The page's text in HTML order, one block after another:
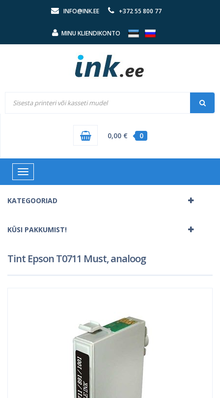
INFO@INK.EE +372 55 800 77
MINU KLIENDIKONTO
0
0,00 €
Toggle
navigation
KATEGOORIAD
KÜSI PAKKUMIST!
Tint Epson T0711 Must, analoog